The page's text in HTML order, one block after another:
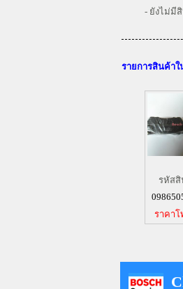
- ยังไม่มี
รายการสินค้า
รหัสสิ
ราคา